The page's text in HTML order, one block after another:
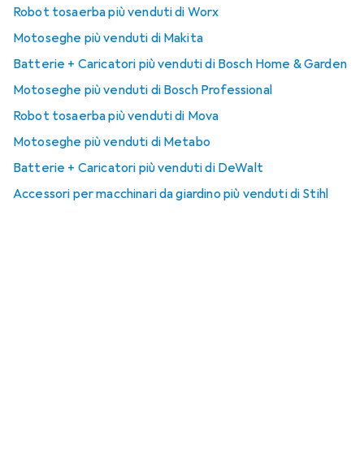
Robot tosaerba più venduti di Worx
Motoseghe più venduti di Makita
Batterie + Caricatori più venduti di Bosch Home & Garden
Motoseghe più venduti di Bosch Professional
Robot tosaerba più venduti di Mova
Motoseghe più venduti di Metabo
Batterie + Caricatori più venduti di DeWalt
Accessori per macchinari da giardino più venduti di Stihl